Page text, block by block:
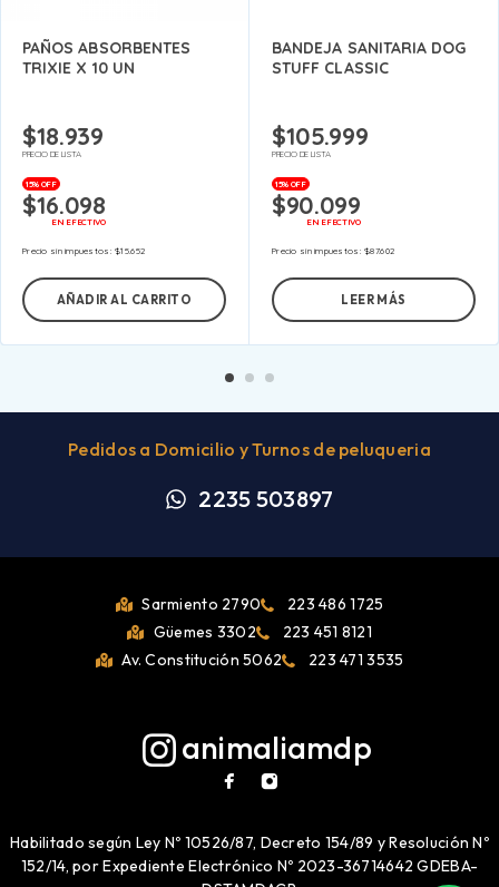
PAÑOS ABSORBENTES
TRIXIE X 10 UN
$18.939
PRECIO DE LISTA
15% OFF
$16.098
EN EFECTIVO
Precio sin impuestos:$15.652
AÑADIR AL CARRITO
BANDEJA SANITARIA DOG
STUFF CLASSIC
$105.999
PRECIO DE LISTA
15% OFF
$90.099
EN EFECTIVO
Precio sin impuestos:$87.602
LEER MÁS
Pedidos a Domicilio y Turnos de peluqueria
2235 503897
Sarmiento 2790
223 486 1725
Güemes 3302
223 451 8121
Av. Constitución 5062
223 471 3535
animaliamdp
Habilitado según Ley Nº 10526/87, Decreto 154/89 y Resolución Nº
152/14, por Expediente Electrónico Nº 2023-36714642 GDEBA-